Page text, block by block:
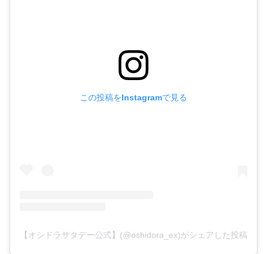
この投稿をInstagramで見る
【オシドラサタデー公式】(@oshidora_ex)がシェアした投稿